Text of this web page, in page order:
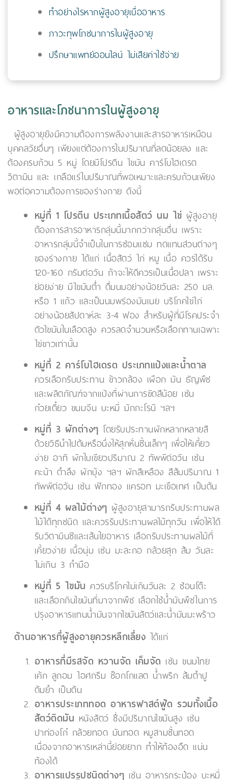
ทำอย่างไรหากผู้สูงอายุเบื่ออาหาร
ภาวะทุพโภชนาการในผู้สูงอายุ
ปรึกษาแพทย์ออนไลน์ ไม่เสียค่าใช้จ่าย
อาหารและโภชนาการในผู้สูงอายุ
ผู้สูงอายุยังมีความต้องการพลังงานและสารอาหารเหมือน
บุคคลวัยอื่นๆ เพียงแต่ต้องการในปริมาณที่ลดน้อยลง และ
ต้องครบถ้วน 5 หมู่ โดยมีโปรตีน ไขมัน คาร์โบไฮเดรต
วิตามิน และ เกลือแร่ในปริมาณที่พอเหมาะและครบถ้วนเพียง
พอต่อความต้องการของร่างกาย ดังนี้
หมู่ที่ 1 โปรตีน ประเภทเนื้อสัตว์ นม ไข่ ผู้สูงอายุ
ต้องการสารอาหารกลุ่มนี้มากกว่ากลุ่มอื่น เพราะ
อาหารกลุ่มนี้จำเป็นในการซ่อมแซม ทดแทนส่วนต่างๆ
ของร่างกาย ได้แก่ เนื้อสัตว์ ไก่ หมู เนื้อ ควรได้รับ
120-160 กรัมต่อวัน ถ้าจะให้ดีควรเป็นเนื้อปลา เพราะ
ย่อยง่าย มีไขมันต่ำ ดื่มนมอย่างน้อยวันละ 250 มล.
หรือ 1 แก้ว และเป็นนมพร่องมันเนย บริโภคไข่ไก่
อย่างน้อยสัปดาห์ละ 3-4 ฟอง สำหรับผู้ที่มีโรคประจำ
ตัวไขมันในเลือดสูง ควรลดจำนวนหรือเลือกทานเฉพาะ
ไข่ขาวเท่านั้น
หมู่ที่ 2 คาร์โบไฮเดรต ประเภทแป้งและน้ำตาล
ควรเลือกรับประทาน ข้าวกล้อง เผือก มัน ธัญพืช
และผลิตภัณฑ์จากแป้งที่ผ่านการขัดสีน้อย เช่น
ก๋วยเตี๋ยว ขนมจีน บะหมี่ มักกะโรนี ฯลฯ
หมู่ที่ 3 ผักต่างๆ โดยรับประทานผักหลากหลายสี
ด้วยวิธีนำไปต้มหรือนึ่งให้สุกหั่นชิ้นเล็กๆ เพื่อให้เคี้ยว
ง่าย อาทิ ผักใบเขียวปริมาณ 2 ทัพพีต่อวัน เช่น
คะน้า ตำลึง ผักบุ้ง ฯลฯ ผักสีเหลือง สีส้มปริมาณ 1
ทัพพีต่อวัน เช่น ฟักทอง แครอท มะเขือเทศ เป็นต้น
หมู่ที่ 4 ผลไม้ต่างๆ ผู้สูงอายุสามารถรับประทานผล
ไม้ได้ทุกชนิด และควรรับประทานผลไม้ทุกวัน เพื่อให้ได้
รับวิตามินซีและเส้นใยอาหาร เลือกรับประทานผลไม้ที่
เคี้ยวง่าย เนื้อนุ่ม เช่น มะละกอ กล้วยสุก ส้ม วันละ
ไม่เกิน 3 กำมือ
หมู่ที่ 5 ไขมัน ควรบริโภคไม่เกินวันละ 2 ช้อนโต๊ะ
และเลือกกินไขมันที่มาจากพืช เลือกใช้น้ำมันพืชในการ
ปรุงอาหารแทนน้ำมันจากไขมันสัตว์และน้ำมันมะพร้าว
ด้านอาหารที่ผู้สูงอายุควรหลีกเลี่ยง ได้แก่
อาหารที่มีรสจัด หวานจัด เค็มจัด เช่น ขนมไทย
เค้ก ลูกอม ไอศกรีม ช็อกโกแลต น้ำพริก ส้มตำปู
ต้มยำ เป็นต้น
อาหารประเภททอด อาหารฟาสต์ฟู้ด รวมทั้งเนื้อ
สัตว์ติดมัน หนังสัตว์ ซึ่งมีปริมาณไขมันสูง เช่น
ปาท่องโก๋ กล้วยทอด มันทอด หมูสามชั้นทอด
เนื่องจากอาหารเหล่านี้ย่อยยาก ทำให้ท้องอืด แน่น
ท้องได้
อาหารแปรรูปชนิดต่างๆ เช่น อาหารกระป๋อง บะหมี่